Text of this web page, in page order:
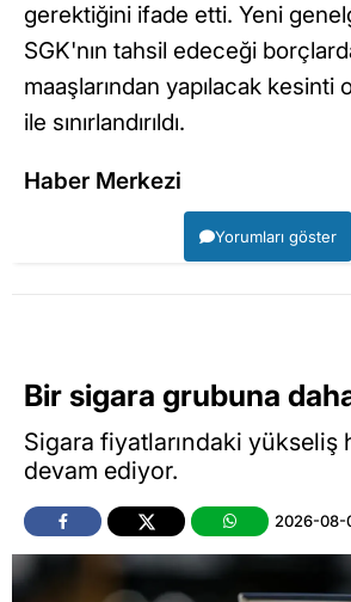
gerektiğini ifade etti. Yeni
SGK'nın tahsil edeceği
maaşlarından yapılacak kesinti
ile sınırlandırıldı.
Haber Merkezi
Yorumları göster
Bir sigara grubuna
Sigara fiyatlarındaki yükseliş
devam ediyor.
2026-08-